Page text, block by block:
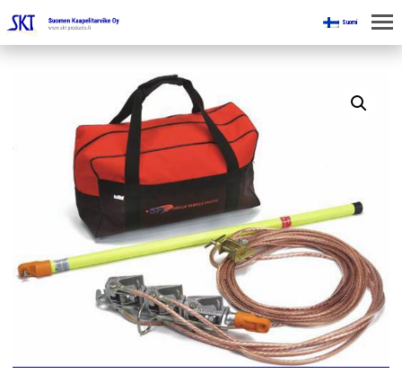
Suomi
KAIVOKSILLE
TUOTTEET
KAIKKI OSASTOT
KAAPELINKÄSITTELYLAITTEET
JÄNNITETYÖLINJAVARUSTEET
KAIVOSTEOLLISUUDEN LAITTEET
ESITTEET